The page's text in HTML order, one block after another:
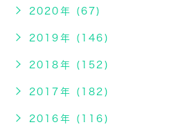
2020年 (67)
2019年 (146)
2018年 (152)
2017年 (182)
2016年 (116)